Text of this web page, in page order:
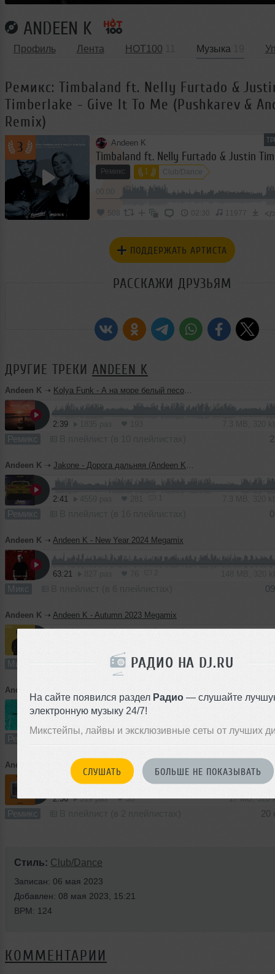
РАДИО НА DJ.RU
На сайте появился раздел Радио — слушайте
электронную музыку 24/7!
Микстейпы, лайвы и эксклюзивные сеты от лучших
СЛУШАТЬ БОЛЬШЕ НЕ ПОКАЗЫВАТЬ
ANDEEN K
Профиль Лента HOT100 Музыка
Ремикс: Timbaland ft. Nelly Furtado &
Timberlake - Give It To Me (Pushkarev &
Remix)
3 Andeen K
Ремикс 1 Club/Dance
508 02:30 11977 </
ПОДДЕРЖАТЬ АРТИСТА
РАССКАЖИ ДРУЗЬЯМ
ДРУГИЕ ТРЕКИ ANDEEN K
Andeen K ➝ Kolya Funk - А на море белый песок (Andeen K Remix)
2:39
Ремикс
Andeen K ➝ Jakone - Дорога дальняя (Andeen K Remix)
2:41
Ремикс
Andeen K ➝ Andeen K - New Year 2024 Megamix
63:21
Микс
Andeen K ➝ Andeen K - Autumn 2023 Megamix
Микс В плейлист (в 5 плейлистах)
Andeen K
Ремикс В плейлист (в 7 плейлистах)
Andeen K Guru Josh Project & Klaas- Infinity 2008 (Andeen K Remix)
2:56 319 раз 35 17 MB, 320
Ремикс 20
Стиль: Club/Dance
Записан: 06 мая 2023
Добавлен: 08 мая 2023, 15:21
BPM: 124
КОММЕНТАРИИ